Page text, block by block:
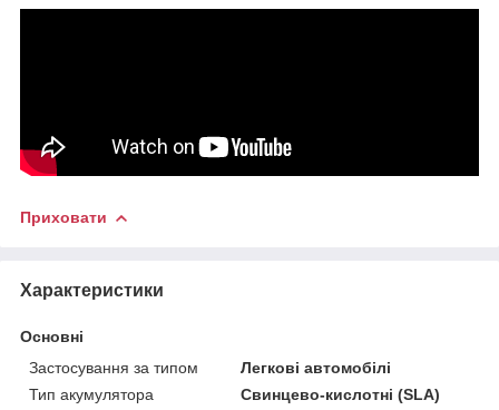
Приховати
Характеристики
Основні
Застосування за типом
Легкові автомобілі
Тип акумулятора
Свинцево-кислотні (SLA)